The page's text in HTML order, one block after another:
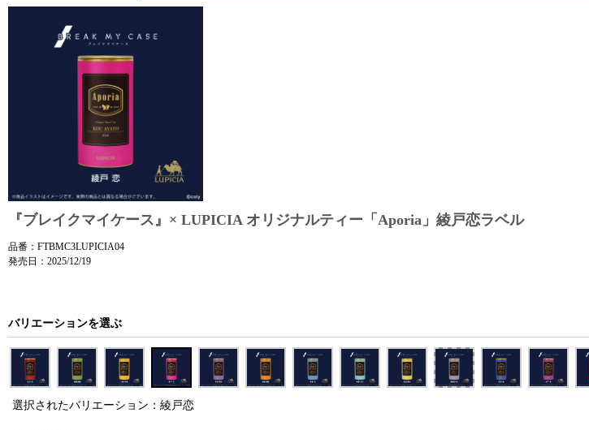
『ブレイクマイケース』× LUPICIA オリジナルティー「Aporia」綾戸恋ラベル
品番：FTBMC3LUPICIA04
発売日：2025/12/19
バリエーションを選ぶ
選択されたバリエーション：綾戸恋